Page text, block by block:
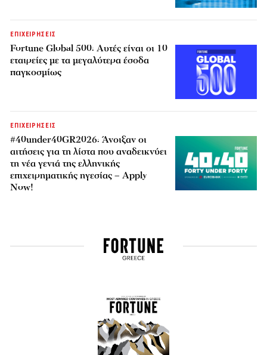
ΕΠΙΧΕΙΡΗΣΕΙΣ
Fortune Global 500: Αυτές είναι οι 10
εταιρείες με τα μεγαλύτερα έσοδα
παγκοσμίως
ΕΠΙΧΕΙΡΗΣΕΙΣ
#40under40GR2026: Άνοιξαν οι
αιτήσεις για τη λίστα που αναδεικνύει
τη νέα γενιά της ελληνικής
επιχειρηματικής ηγεσίας – Apply
Now!